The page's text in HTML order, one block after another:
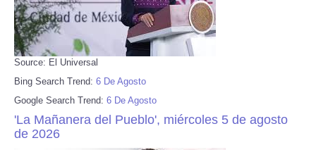
Source: El Universal
Bing Search Trend: 6 De Agosto
Google Search Trend: 6 De Agosto
'La Mañanera del Pueblo', miércoles 5 de agosto
de 2026